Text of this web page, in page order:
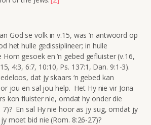
God se volk in v.15, was ‘n antwoord op
het hulle gedissiplineer; in hulle
gesoek en ‘n gebed gefluister (v.16,
4:3, 6:7, 10:10, Ps. 137:1, Dan. 9:1-3).
dat jy skaars ‘n gebed kan
jou en sal jou help. Het Hy nie vir Jona
kon fluister nie, omdat hy onder die
7)? En sal Hy nie hoor as jy sug, omdat jy
moet bid nie (Rom. 8:26-27)?